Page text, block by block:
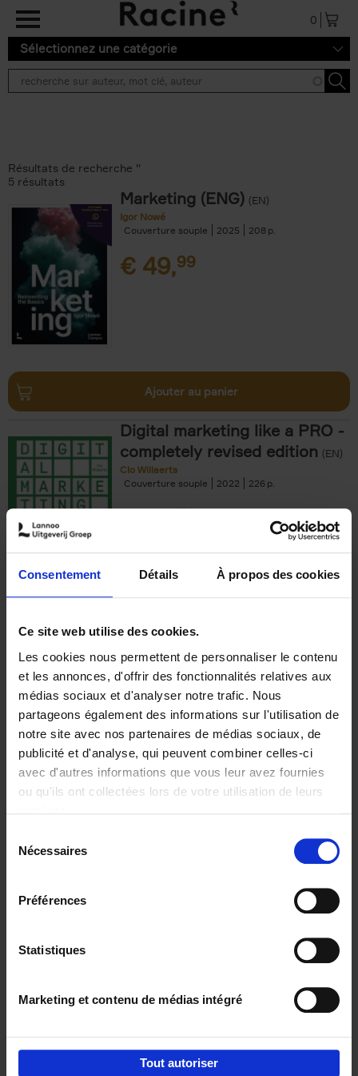
Consentement Détails À propos des cookies
Ce site web utilise des cookies.
Les cookies nous permettent de personnaliser le contenu
et les annonces, d'offrir des fonctionnalités relatives aux
médias sociaux et d'analyser notre trafic. Nous
partageons également des informations sur l'utilisation de
notre site avec nos partenaires de médias sociaux, de
publicité et d'analyse, qui peuvent combiner celles-ci
avec d'autres informations que vous leur avez fournies
ou qu'ils ont collectées lors de votre utilisation de leurs
Nécessaires
Préférences
Statistiques
Marketing et contenu de médias intégré
Tout autoriser
Aller au contenu principal
0
Sélectionnez une catégorie
Résultats de recherche ''
5 résultats
Marketing (ENG) (EN)
Igor Nowé
Couverture souple
2025 208
€ 49,99
Ajouter au panier
Digital marketing like a PRO -
completely revised edition (EN)
Clo Willaerts
Couverture souple
2022 226
€35,50
The Offer You Can't
Refuse
Steven Van Belleghem
Couverture souple
2020 256
€37,50
Building Bonds = Building